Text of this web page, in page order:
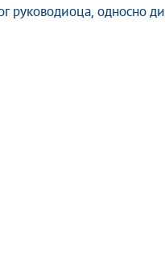
руководиоца, односно